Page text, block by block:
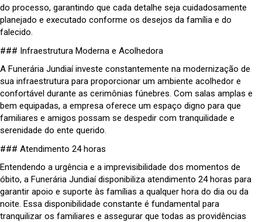
do processo, garantindo que cada detalhe seja cuidadosamente
planejado e executado conforme os desejos da família e do
falecido.
### Infraestrutura Moderna e Acolhedora
A Funerária Jundiaí investe constantemente na modernização de
sua infraestrutura para proporcionar um ambiente acolhedor e
confortável durante as cerimônias fúnebres. Com salas amplas e
bem equipadas, a empresa oferece um espaço digno para que
familiares e amigos possam se despedir com tranquilidade e
serenidade do ente querido.
### Atendimento 24 horas
Entendendo a urgência e a imprevisibilidade dos momentos de
óbito, a Funerária Jundiaí disponibiliza atendimento 24 horas para
garantir apoio e suporte às famílias a qualquer hora do dia ou da
noite. Essa disponibilidade constante é fundamental para
tranquilizar os familiares e assegurar que todas as providências